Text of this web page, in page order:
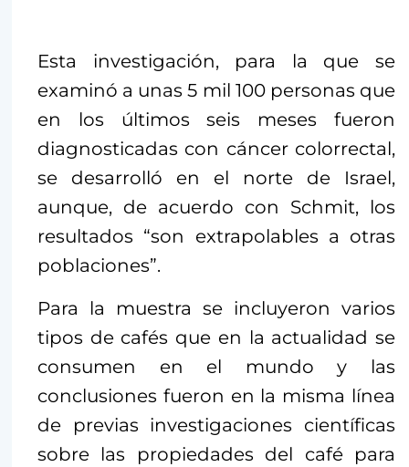
Esta investigación, para la que se
examinó a unas 5 mil 100 personas que
en los últimos seis meses fueron
diagnosticadas con cáncer colorrectal,
se desarrolló en el norte de Israel,
aunque, de acuerdo con Schmit, los
resultados “son extrapolables a otras
poblaciones”.
Para la muestra se incluyeron varios
tipos de cafés que en la actualidad se
consumen en el mundo y las
conclusiones fueron en la misma línea
de previas investigaciones científicas
sobre las propiedades del café para